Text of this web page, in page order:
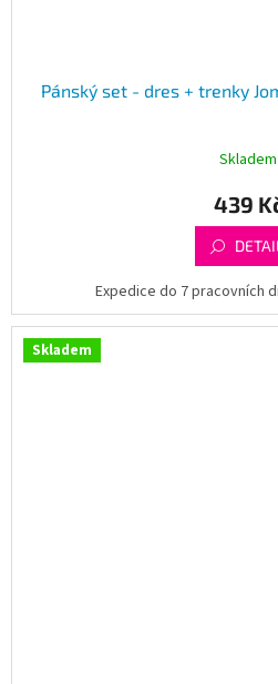
Pánský set - dres + trenky
Skladem
439
DETAIL
Expedice do 7 pracovních
Skladem